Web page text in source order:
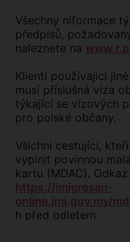
Všechny niformace
předpisů,
naleznete na
Klienti používající
musí příslušná víza
týkající se vízových
pro polské občany.
Všichni cestující,
vyplnit povinnou
kartu (MDAC).
https://imigresen-
online.imi.gov.my/
h před odletem